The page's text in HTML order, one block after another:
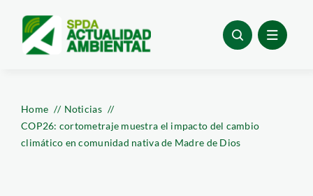
content
Home
Noticias
COP26: cortometraje muestra el impacto del cambio
climático en comunidad nativa de Madre de Dios